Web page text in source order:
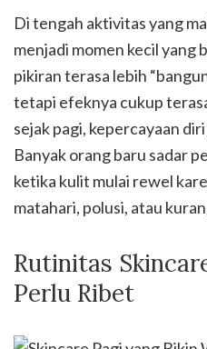
Di tengah aktivitas yang
menjadi momen kecil yang
pikiran terasa lebih
tetapi efeknya cukup
sejak pagi, kepercayaan
Banyak orang baru sadar
ketika kulit mulai rewel
matahari, polusi, atau
Rutinitas
Perlu Ribet